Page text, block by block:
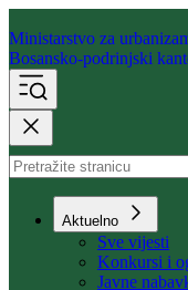
Ministarstvo za
Bosansko-podrinjski
Aktuelno